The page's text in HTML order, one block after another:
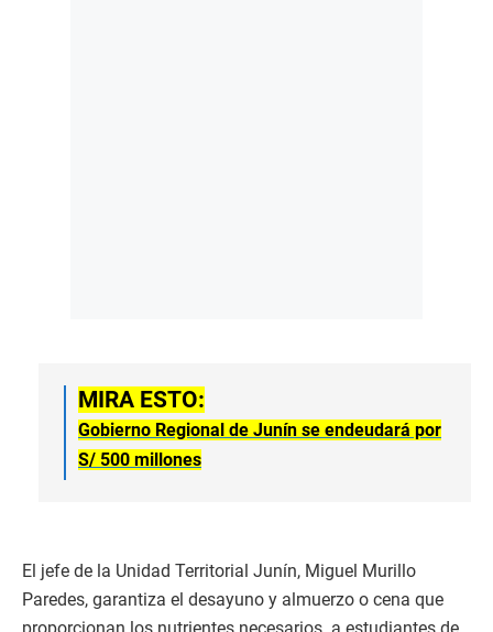
MIRA ESTO:
Gobierno Regional de Junín se endeudará por
S/ 500 millones
El jefe de la Unidad Territorial Junín, Miguel Murillo
Paredes, garantiza el desayuno y almuerzo o cena que